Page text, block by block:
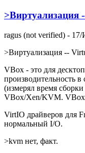
>Виртуализация
ragus (not verified) - 17/
>Виртуализация --
VBox - это для
производительность в
(измерял время
VBox/Xen/KVM. VBox
VirtIO драйверов для
нормальный I/O.
>kvm нет, факт.